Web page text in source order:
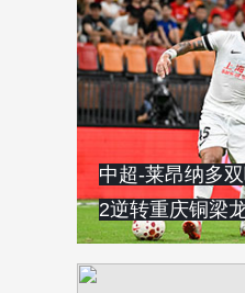
中超-莱昂纳多
2逆转重庆铜梁